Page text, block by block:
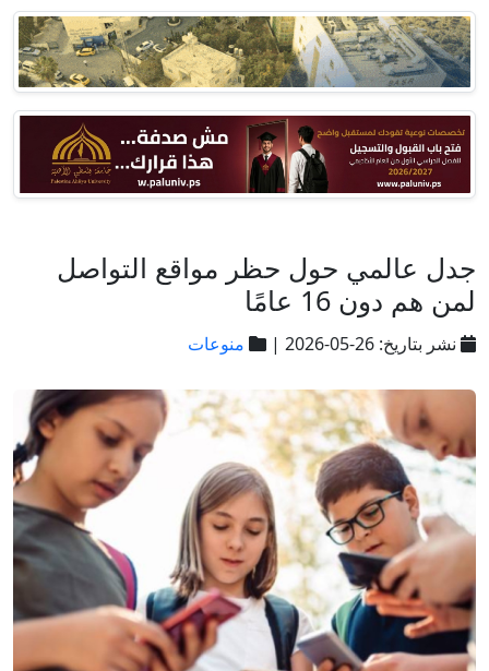
جدل عالمي حول حظر مواقع التواصل
لمن هم دون 16 عامًا
نشر بتاريخ: 26-05-2026 | منوعات